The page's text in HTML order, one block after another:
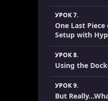
УРОК 7.
One Last
Setup with
УРОК 8.
Using the
УРОК 9.
But